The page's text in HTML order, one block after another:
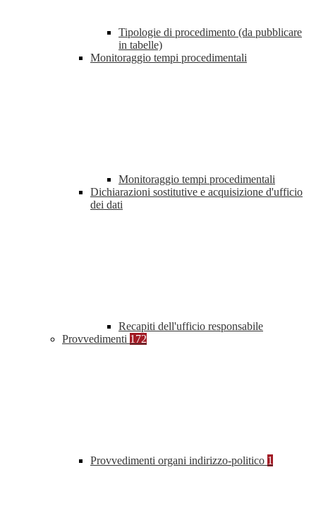
Tipologie di procedimento (da pubblicare
in tabelle)
Monitoraggio tempi procedimentali
Monitoraggio tempi procedimentali
Dichiarazioni sostitutive e acquisizione d'ufficio
dei dati
Recapiti dell'ufficio responsabile
Provvedimenti 172
Provvedimenti organi indirizzo-politico 1